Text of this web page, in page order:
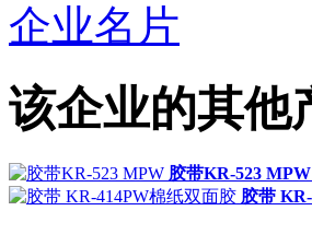
企业名片
该企业的其他
胶带KR-523 MPW
胶带